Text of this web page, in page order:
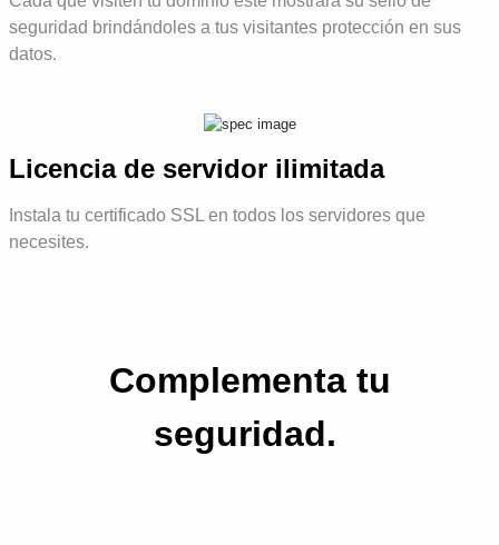
seguridad brindándoles a tus visitantes protección en sus
datos.
Licencia de servidor ilimitada
Instala tu certificado SSL en todos los servidores que
necesites.
Complementa tu
seguridad.